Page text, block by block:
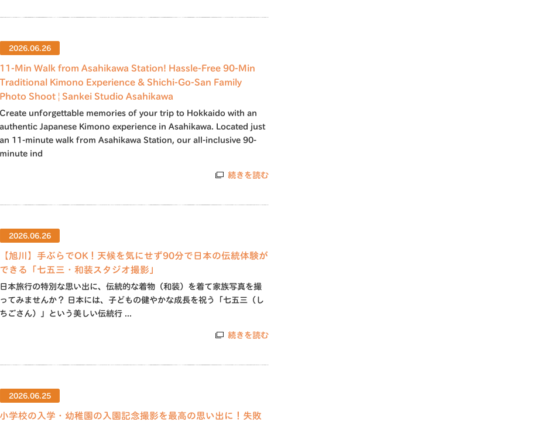
2026.06.26
11-Min Walk from Asahikawa Station! Hassle-Free 90-Min
Traditional Kimono Experience & Shichi-Go-San Family
Photo Shoot | Sankei Studio Asahikawa
Create unforgettable memories of your trip to Hokkaido with an
authentic Japanese Kimono experience in Asahikawa. Located just
an 11-minute walk from Asahikawa Station, our all-inclusive 90-
minute ind
続きを読む
2026.06.26
【旭川】手ぶらでOK！天候を気にせず90分で日本の伝統体験が
できる「七五三・和装スタジオ撮影」
日本旅行の特別な思い出に、伝統的な着物（和装）を着て家族写真を撮
ってみませんか？ 日本には、子どもの健やかな成長を祝う「七五三（し
ちごさん）」という美しい伝統行 ...
続きを読む
2026.06.25
小学校の入学・幼稚園の入園記念撮影を最高の思い出に！失敗